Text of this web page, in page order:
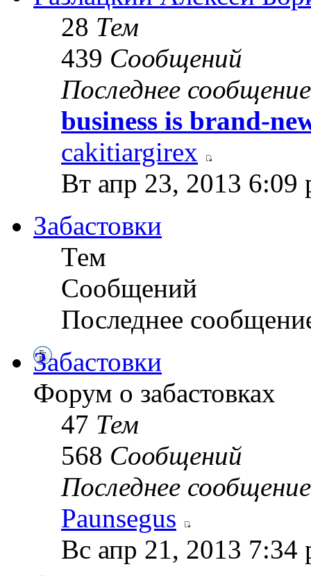
28 Тем
439 Сообщений
Последнее сообщение
business is brand-
cakitiargirex
Вт апр 23, 2013 6:09
Забастовки
Тем
Сообщений
Последнее
Забастовки
Форум о забастовках
47 Тем
568 Сообщений
Последнее сообщение
Paunsegus
Вс апр 21, 2013 7:34